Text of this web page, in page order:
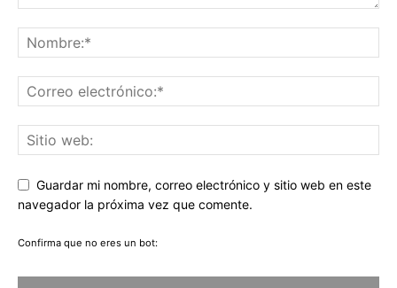
Guardar mi nombre, correo electrónico y sitio web en este
navegador la próxima vez que comente.
Confirma que no eres un bot: